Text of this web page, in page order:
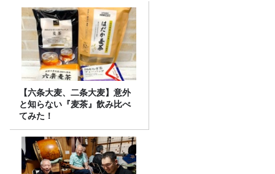
【六条大麦、二条大麦】意外
と知らない『麦茶』飲み比べ
てみた！